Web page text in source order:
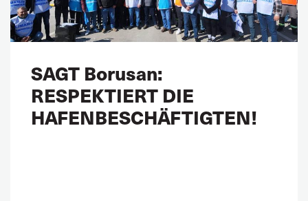
SAGT Borusan:
RESPEKTIERT DIE
HAFENBESCHÄFTIGTEN!